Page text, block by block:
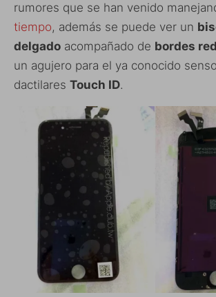
rumores que se han venido
tiempo, además se puede ver un
delgado acompañado de bordes
un agujero para el ya conocido
dactilares Touch ID.